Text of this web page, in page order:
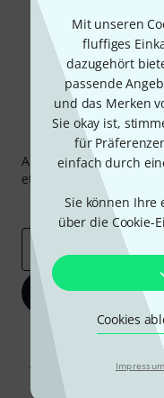
Mit unseren
fluffiges
dazugehört
passende
und das Merken
Sie okay ist,
für
einfach durch
Sie können
über die Cookie-
Cookies
Impressum
Abonniere den
etwas Glück einen von
Inspirierende
E-Mail-Adresse*
Mit Klick auf „Jetzt
Werbung und einer
Abmeldung ist jederzeit